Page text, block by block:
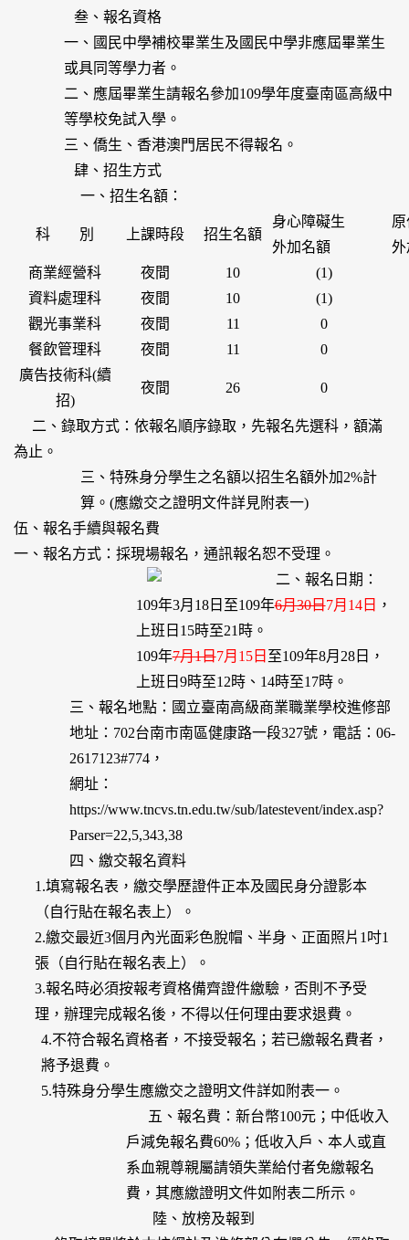
叁、報名資格
一、國民中學補校畢業生及國民中學非應屆畢業生
或具同等學力者。
二、應屆畢業生請報名參加109學年度臺南區高級中
等學校免試入學。
三、僑生、香港澳門居民不得報名。
肆、招生方式
一、招生名額：
科 別 上課時段 招生名額
身心障礙生
外加名額
外
商業經營科
夜間 10
(1)
資料處理科
夜間 10
(1)
觀光事業科
夜間 11
0
餐飲管理科
夜間 11
0
廣告技術科(續
招)
夜間 26 0
二、錄取方式：依報名順序錄取，先報名先選科，額滿
為止。
三、特殊身分學生之名額以招生名額外加2%計
算。(應繳交之證明文件詳見附表一)
伍、報名手續與報名費
一、報名方式：採現場報名，通訊報名恕不受理。
二、報名日期：
109年3月18日至109年6月30日7月14日 ，
上班日15時至21時。
109年7月1日7月15日 至109年8月28日，
上班日9時至12時、14時至17時。
三、報名地點：國立臺南高級商業職業學校進修部
地址：702台南市南區健康路一段327號，電話：06-
2617123#774，
網址：
https://www.tncvs.tn.edu.tw/sub/latestevent/index.asp?
Parser=22,5,343,38
四、繳交報名資料
1.填寫報名表，繳交學歷證件正本及國民身分證影本
（自行貼在報名表上）。
2.繳交最近3個月內光面彩色脫帽、半身、正面照片1吋1
張（自行貼在報名表上）。
3.報名時必須按報考資格備齊證件繳驗，否則不予受
理，辦理完成報名後，不得以任何理由要求退費。
4.不符合報名資格者，不接受報名；若已繳報名費者，
將予退費。
5.特殊身分學生應繳交之證明文件詳如附表一。
五、報名費：新台幣100元；中低收入
戶減免報名費60%；低收入戶、本人或直
系血親尊親屬請領失業給付者免繳報名
費，其應繳證明文件如附表二所示。
陸、放榜及報到